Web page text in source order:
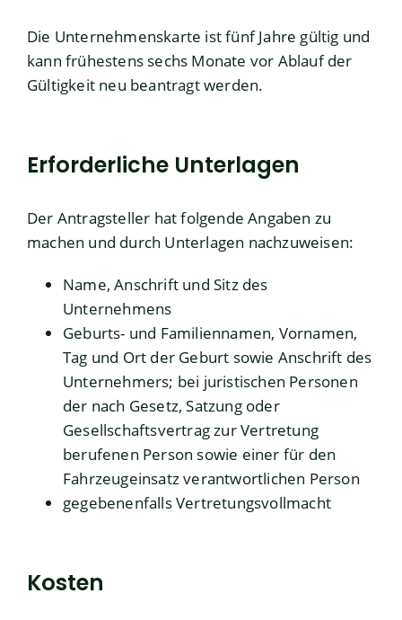
Die Unternehmenskarte ist fünf Jahre gültig und
kann frühestens sechs Monate vor Ablauf der
Gültigkeit neu beantragt werden.
Erforderliche Unterlagen
Der Antragsteller hat folgende Angaben zu
machen und durch Unterlagen nachzuweisen:
Name, Anschrift und Sitz des
Unternehmens
Geburts- und Familiennamen, Vornamen,
Tag und Ort der Geburt sowie Anschrift des
Unternehmers; bei juristischen Personen
der nach Gesetz, Satzung oder
Gesellschaftsvertrag zur Vertretung
berufenen Person sowie einer für den
Fahrzeugeinsatz verantwortlichen Person
gegebenenfalls Vertretungsvollmacht
Kosten